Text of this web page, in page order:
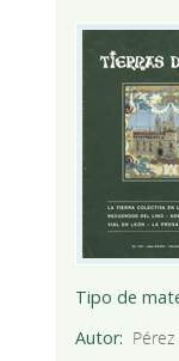
Tipo de
Autor
Pérez